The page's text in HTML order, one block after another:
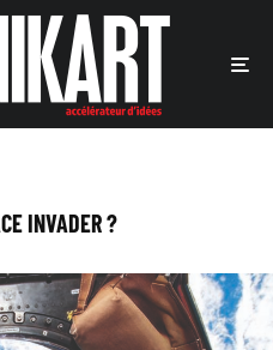
INVADER ?